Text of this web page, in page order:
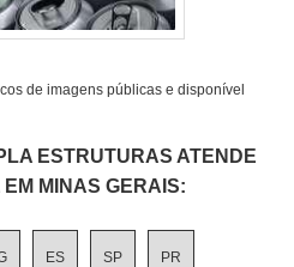
de imagens públicas e disponível
ESTRUTURAS ATENDE
MINAS GERAIS:
ES SP PR